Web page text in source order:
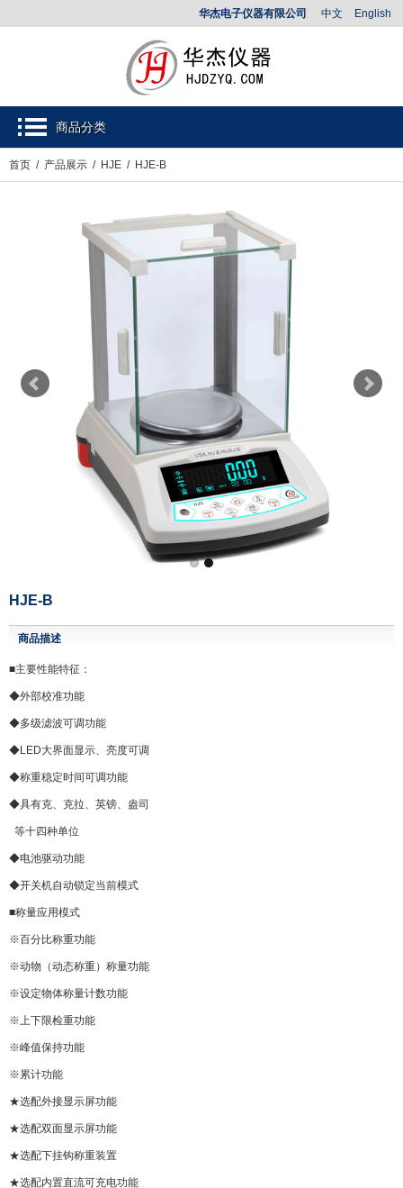
中文 English
华杰电子仪器有限公司
商品分类
首页 / 产品展示 / HJE / HJE-B
HJE-B
商品描述
■主要性能特征：
◆外部校准功能
◆多级滤波可调功能
◆LED大界面显示、亮度可调
◆称重稳定时间可调功能
◆具有克、克拉、英镑、盎司
等十四种单位
◆电池驱动功能
◆开关机自动锁定当前模式
■称量应用模式
※百分比称重功能
※动物（动态称重）称量功能
※设定物体称量计数功能
※上下限检重功能
※峰值保持功能
※累计功能
★选配外接显示屏功能
★选配双面显示屏功能
★选配下挂钩称重装置
★选配内置直流可充电功能